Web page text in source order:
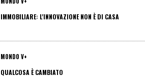
IMMOBILIARE: L'INNOVAZIONE NON È DI CASA
MONDO V+
QUALCOSA È CAMBIATO